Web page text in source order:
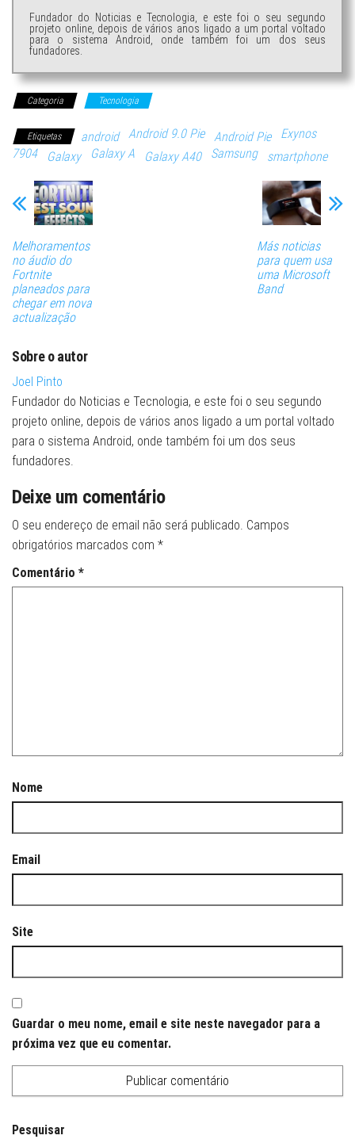
Fundador do Noticias e Tecnologia, e este foi o seu segundo
projeto online, depois de vários anos ligado a um portal voltado
para o sistema Android, onde também foi um dos seus
fundadores.
Categoria Tecnologia
Etiquetas android Android 9.0 Pie Android Pie
Exynos
7904
Galaxy Galaxy A Galaxy A40 Samsung smartphone
Melhoramentos
no áudio do
Fortnite
planeados para
chegar em nova
actualização
Más noticias
para quem usa
uma Microsoft
Band
Sobre o autor
Joel Pinto
Fundador do Noticias e Tecnologia, e este foi o seu segundo
projeto online, depois de vários anos ligado a um portal voltado
para o sistema Android, onde também foi um dos seus
fundadores.
Deixe um comentário
O seu endereço de email não será publicado. Campos
obrigatórios marcados com *
Comentário *
Nome
Email
Site
Guardar o meu nome, email e site neste navegador para a
próxima vez que eu comentar.
Pesquisar